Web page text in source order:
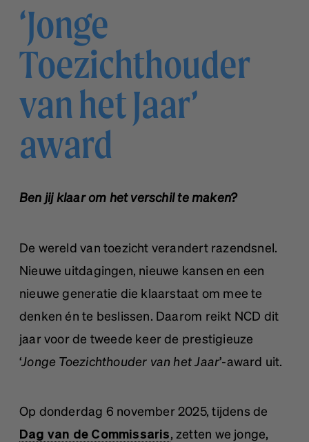
‘Jonge
Toezichthouder
van het Jaar’
award
Ben jij klaar om het verschil te maken?
De wereld van toezicht verandert razendsnel.
Nieuwe uitdagingen, nieuwe kansen en een
nieuwe generatie die klaarstaat om mee te
denken én te beslissen. Daarom reikt NCD dit
jaar voor de tweede keer de prestigieuze
‘Jonge Toezichthouder van het Jaar’-award uit.
Op donderdag 6 november 2025, tijdens de
Dag van de Commissaris, zetten we jonge,